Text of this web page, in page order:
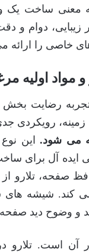
معنی ساخت یک
دوام و
خاصی را ارائه
مواد اولیه
رضایت
رویکردی
این نوع
ایده آل برای
صفحه، تلارو
شیشه های
و وضوح دید
آن است. تلارو